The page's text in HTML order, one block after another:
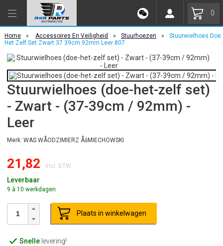
0
Home » Accessoires En Veiligheid » Stuurhoezen »
Stuurwielhoes Doe
Het Zelf Set Zwart 37 39cm 92mm Leer 807
Stuurwielhoes (doe-het-zelf set)
- Zwart - (37-39cm / 92mm) -
Leer
Merk: WAS WÅODZIMIERZ ÅšMIECHOWSKI
21,82 Incl. BTW
Leverbaar
9 à 10 werkdagen
Plaats in winkelwagen
Snellelevering!